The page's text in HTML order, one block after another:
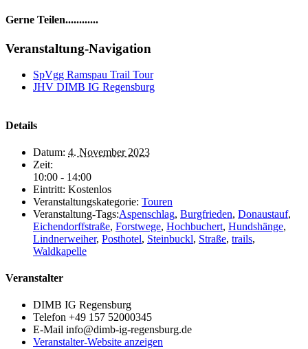
Gerne Teilen............
Facebook
LinkedIn
WhatsApp
Telegram
E-
Veranstaltung-Navigation
SpVgg Ramspau Trail Tour
JHV DIMB IG Regensburg
Details
Datum: 4. November 2023
Zeit:
10:00 - 14:00
Eintritt: Kostenlos
Veranstaltungskategorie: Touren
Veranstaltung-Tags:Aspenschlag, Burgfrieden, Donaustauf,
Eichendorffstraße, Forstwege, Hochbuchert, Hundshänge,
Lindnerweiher, Posthotel, Steinbuckl, Straße, trails,
Waldkapelle
Veranstalter
DIMB IG Regensburg
Telefon +49 157 52000345
E-Mail info@dimb-ig-regensburg.de
Veranstalter-Website anzeigen